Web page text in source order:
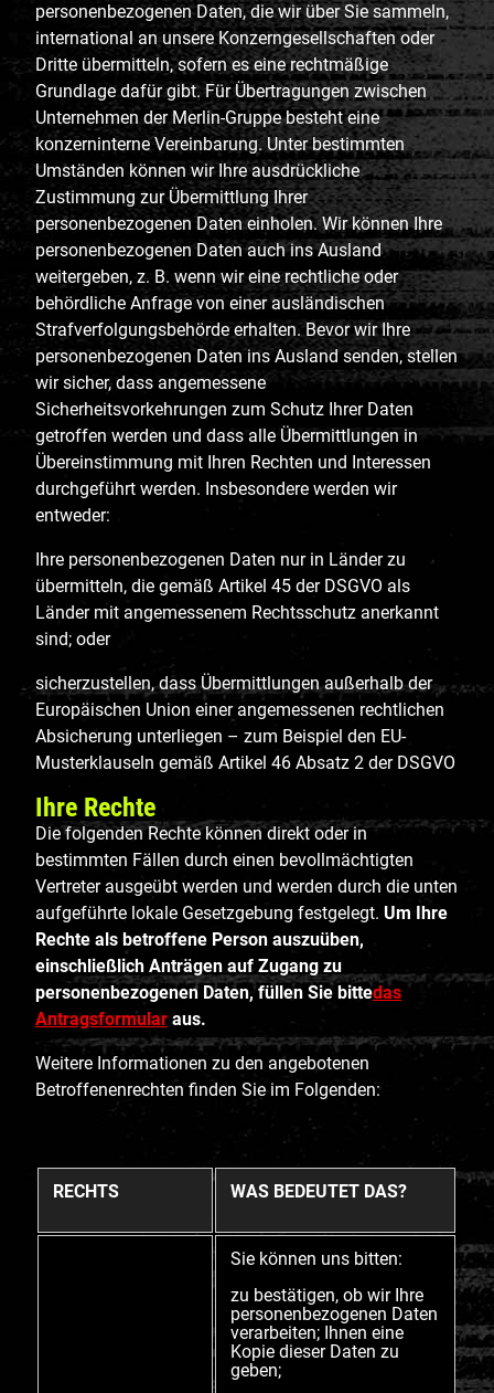
personenbezogenen Daten, die wir über Sie sammeln,
international an unsere Konzerngesellschaften oder
Dritte übermitteln, sofern es eine rechtmäßige
Grundlage dafür gibt. Für Übertragungen zwischen
Unternehmen der Merlin-Gruppe besteht eine
konzerninterne Vereinbarung. Unter bestimmten
Umständen können wir Ihre ausdrückliche
Zustimmung zur Übermittlung Ihrer
personenbezogenen Daten einholen. Wir können Ihre
personenbezogenen Daten auch ins Ausland
weitergeben, z. B. wenn wir eine rechtliche oder
behördliche Anfrage von einer ausländischen
Strafverfolgungsbehörde erhalten. Bevor wir Ihre
personenbezogenen Daten ins Ausland senden, stellen
wir sicher, dass angemessene
Sicherheitsvorkehrungen zum Schutz Ihrer Daten
getroffen werden und dass alle Übermittlungen in
Übereinstimmung mit Ihren Rechten und Interessen
durchgeführt werden. Insbesondere werden wir
entweder:
Ihre personenbezogenen Daten nur in Länder zu
übermitteln, die gemäß Artikel 45 der DSGVO als
Länder mit angemessenem Rechtsschutz anerkannt
sind; oder
sicherzustellen, dass Übermittlungen außerhalb der
Europäischen Union einer angemessenen rechtlichen
Absicherung unterliegen – zum Beispiel den EU-
Musterklauseln gemäß Artikel 46 Absatz 2 der DSGVO
Ihre Rechte
Die folgenden Rechte können direkt oder in
bestimmten Fällen durch einen bevollmächtigten
Vertreter ausgeübt werden und werden durch die unten
aufgeführte lokale Gesetzgebung festgelegt. Um Ihre
Rechte als betroffene Person auszuüben,
einschließlich Anträgen auf Zugang zu
personenbezogenen Daten, füllen Sie bittedas
Antragsformular aus.
Weitere Informationen zu den angebotenen
Betroffenenrechten finden Sie im Folgenden:
RECHTS WAS BEDEUTET DAS?
Sie können uns bitten:
zu bestätigen, ob wir Ihre
personenbezogenen Daten
verarbeiten; Ihnen eine
Kopie dieser Daten zu
geben;